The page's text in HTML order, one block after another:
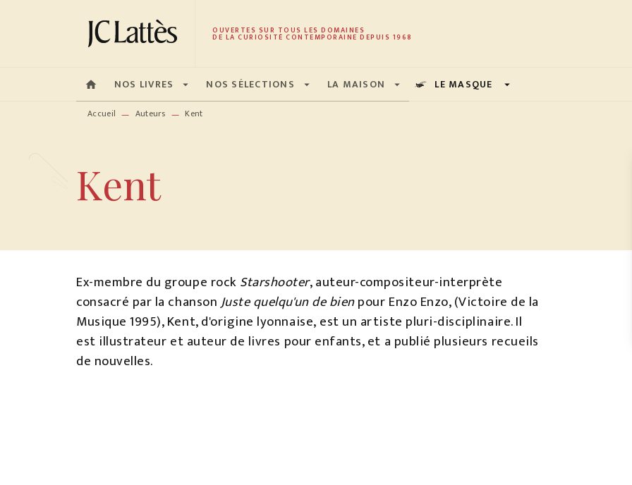
MENU RECHERCHE CONTENU PIED DE PAGE
OUVERTES SUR TOUS LES DOMAINES
DE LA CURIOSITÉ CONTEMPORAINE DEPUIS 1968
home NOS LIVRES arrow_drop_down NOS SÉLECTIONS arrow_drop_down LA MAISON arrow_drop_down LE MASQUE arrow_drop_down
Accueil — Auteurs — Kent
Kent
Ex-membre du groupe rockStarshooter, auteur-compositeur-interprète
consacré par la chansonJuste quelqu'un de bienpour Enzo Enzo, (Victoire de la
Musique 1995), Kent, d'origine lyonnaise, est un artiste pluri-disciplinaire. Il
est illustrateur et auteur de livres pour enfants, et a publié plusieurs recueils
de nouvelles.